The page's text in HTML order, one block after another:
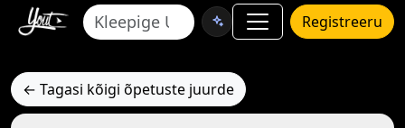
Registreeru
← Tagasi kõigi õpetuste juurde